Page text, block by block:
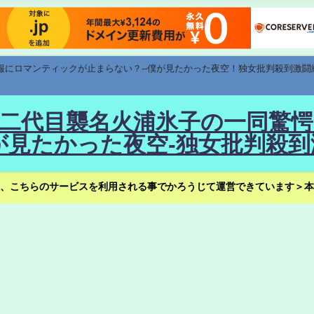
ロマンティックが止まらない？--僕が見たかった夜空！独女批判殺到激
代目襲名火浦氷子の一同驚
たかった夜空-独女批判殺
こちらのサービスを利用される事でかろうじて運営できています＞